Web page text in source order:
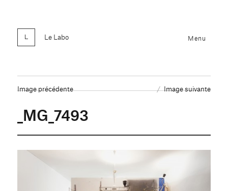
Le Labo Menu
Image précédente Image suivante
_MG_7493